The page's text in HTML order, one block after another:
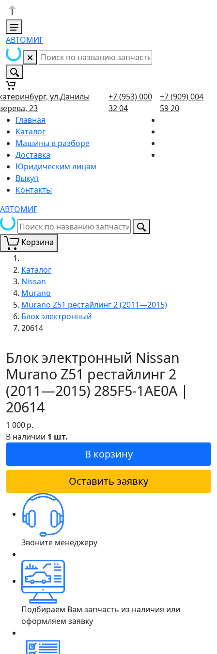
АВТОМИГ
ул.Данилы
23
+7 (953) 000
32 04
+7 (909) 004
59 20
Главная
Каталог
Машины в разборе
Доставка
Юридическим лицам
Выкуп
Контакты
АВТОМИГ
Корзина
Каталог
Nissan
Murano
Murano Z51 рестайлинг 2 (2011—2015)
Блок электронный
20614
Блок электронный Nissan
Murano Z51 рестайлинг 2
(2011—2015) 285F5-1AE0A |
20614
1 000р.
В наличии 1 шт.
В корзину
Оставить заявку
Звоните менеджеру
Подбираем Вам запчасть из наличия или
оформляем заявку